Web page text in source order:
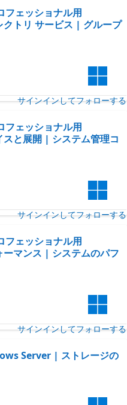
ェッショナル用
トリ サービス | グループ
サインインしてフォローする
ェッショナル用
と展開 | システム管理コ
サインインしてフォローする
ェッショナル用
マンス | システムのパフ
サインインしてフォローする
Server | ストレージの